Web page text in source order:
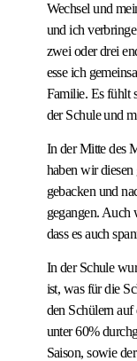
Wechsel und
und ich
zwei oder drei
esse ich
Familie. Es fühlt
der Schule und
In der Mitte des
haben wir
gebacken und
gegangen. Auch
dass es auch
In der Schule
ist, was für die
den Schülern
unter 60%
Saison, sowie